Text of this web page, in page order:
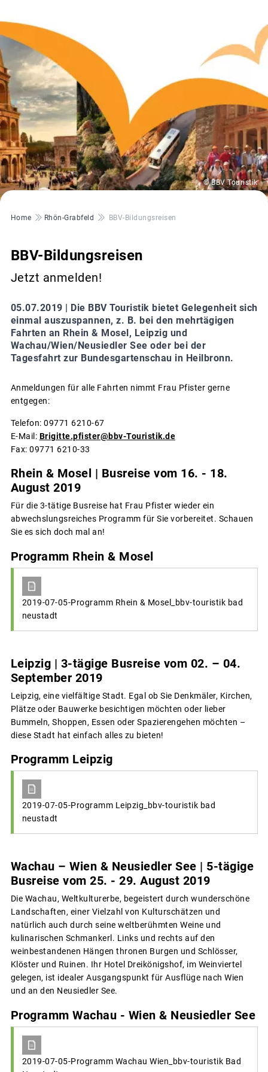
© BBV Touristik
Pfadnavigation
Home Rhön-Grabfeld BBV-Bildungsreisen
BBV-Bildungsreisen
Jetzt anmelden!
05.07.2019 | Die BBV Touristik bietet Gelegenheit sich
einmal auszuspannen, z. B. bei den mehrtägigen
Fahrten an Rhein & Mosel, Leipzig und
Wachau/Wien/Neusiedler See oder bei der
Tagesfahrt zur Bundesgartenschau in Heilbronn.
Anmeldungen für alle Fahrten nimmt Frau Pfister gerne
entgegen:
Telefon: 09771 6210-67
E-Mail: Brigitte.pfister@bbv-Touristik.de
Fax: 09771 6210-33
Rhein & Mosel | Busreise vom 16. - 18.
August 2019
Für die 3-tätige Busreise hat Frau Pfister wieder ein
abwechslungsreiches Programm für Sie vorbereitet. Schauen
Sie es sich doch mal an!
Programm Rhein & Mosel
2019-07-05-Programm Rhein & Mosel_bbv-touristik bad
neustadt
Leipzig | 3-tägige Busreise vom 02. – 04.
September 2019
Leipzig, eine vielfältige Stadt. Egal ob Sie Denkmäler, Kirchen,
Plätze oder Bauwerke besichtigen möchten oder lieber
Bummeln, Shoppen, Essen oder Spazierengehen möchten –
diese Stadt hat einfach alles zu bieten!
Programm Leipzig
2019-07-05-Programm Leipzig_bbv-touristik bad
neustadt
Wachau – Wien & Neusiedler See | 5-tägige
Busreise vom 25. - 29. August 2019
Die Wachau, Weltkulturerbe, begeistert durch wunderschöne
Landschaften, einer Vielzahl von Kulturschätzen und
natürlich auch durch seine weltberühmten Weine und
kulinarischen Schmankerl. Links und rechts auf den
weinbestandenen Hängen thronen Burgen und Schlösser,
Klöster und Ruinen. Ihr Hotel Dreikönigshof, im Weinviertel
gelegen, ist idealer Ausgangspunkt für Ausflüge nach Wien
und an den Neusiedler See.
Programm Wachau - Wien & Neusiedler See
2019-07-05-Programm Wachau Wien_bbv-touristik Bad